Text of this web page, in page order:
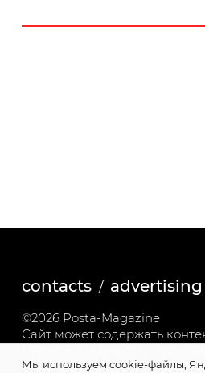
contacts advertising
©2026 Posta-Magazine
Сайт может содержать
Политика cookie
Мы используем cookie-файлы,